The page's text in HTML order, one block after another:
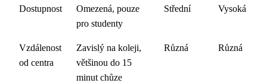
Dostupnost
Omezená, pouze
pro studenty
Střední Vysoká
Vzdálenost
od centra
Zavislý na koleji,
většinou do 15
minut chůze
Různá Různá